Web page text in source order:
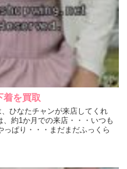
着を買取
ひなたチャンが来店してくれ
約1か月での来店・・・いつも
ぱり・・・まだまだふっくら